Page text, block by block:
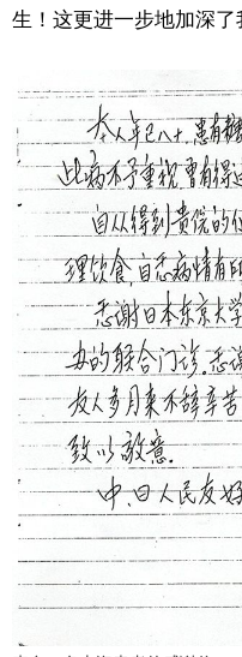
生！这更进一步地加深了